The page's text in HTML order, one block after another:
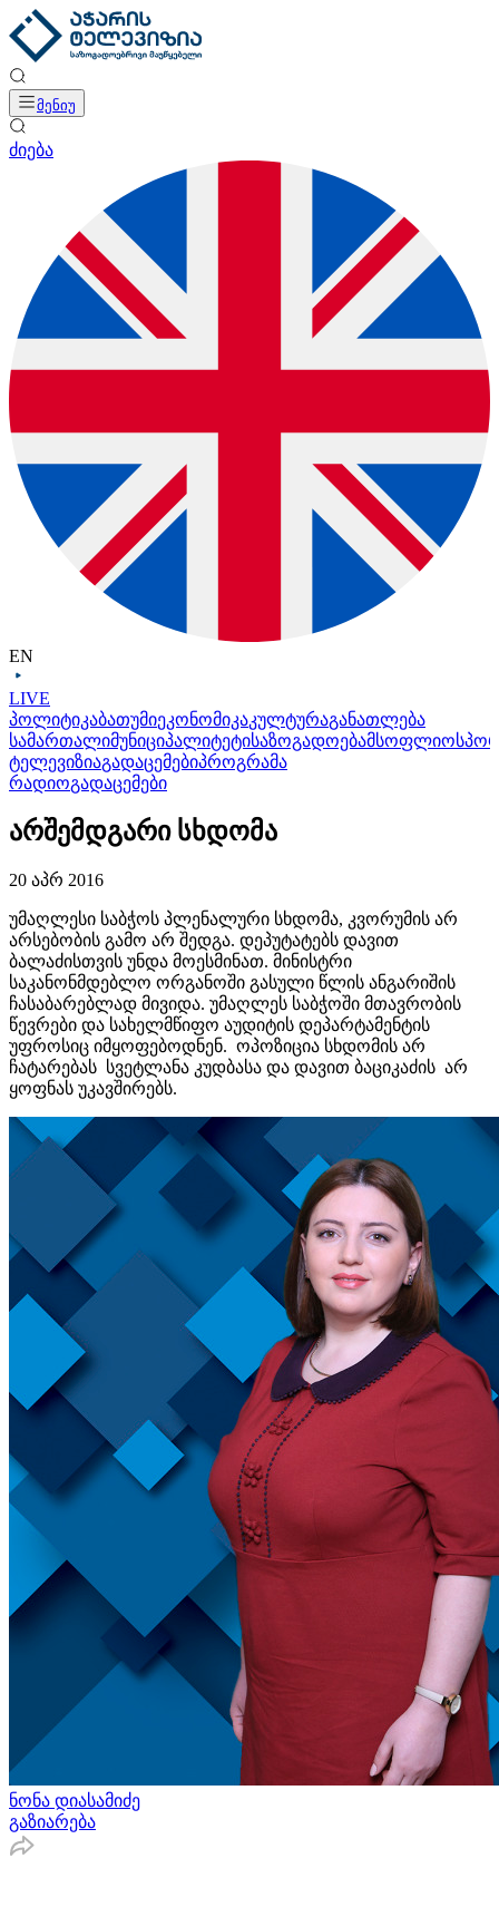
მენიუ
ძიება
EN
LIVE
პოლიტიკაბათუმიეკონომიკაკულტურაგანათლება
სამართალიმუნიციპალიტეტისაზოგადოებამსოფლიო
ტელევიზიაგადაცემებიპროგრამა
რადიოგადაცემები
არშემდგარი სხდომა
20 აპრ 2016
უმაღლესი საბჭოს პლენალური სხდომა, კვორუმის არ
არსებობის გამო არ შედგა. დეპუტატებს დავით
ბალაძისთვის უნდა მოესმინათ. მინისტრი
საკანონმდებლო ორგანოში გასული წლის ანგარიშის
ჩასაბარებლად მივიდა. უმაღლეს საბჭოში მთავრობის
წევრები და სახელმწიფო აუდიტის დეპარტამენტის
უფროსიც იმყოფებოდნენ. ოპოზიცია სხდომის არ
ჩატარებას სვეტლანა კუდბასა და დავით ბაციკაძის არ
ყოფნას უკავშირებს.
ნონა დიასამიძე
გაზიარება